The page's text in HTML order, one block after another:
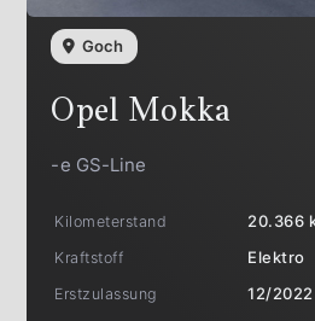
Goch
Opel Mokka
-e GS-Line
Kilometerstand
20.366
Kraftstoff
Elektro
Erstzulassung
12/2022